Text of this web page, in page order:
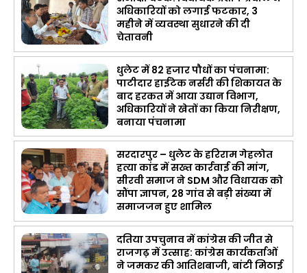
अधिकारियों को लगाई फटकार, 3
महीने में व्यवस्था सुधारने की दी
चेतावनी
धुलेट में 82 हजार पौधों का पंचनामा:
पाटीदार हाईटेक नर्सरी की शिकायत के
बाद हरकत में आया उद्यान विभाग,
अधिकारियों ने खेतों का किया निरीक्षण,
बनाया पंचनामा
सरदारपुर – धुलेट के हरिराम गेहलोत
हत्या कांड में सख्त कार्रवाई की मांग,
सीरवी समाज ने SDM और विधायक को
सौंपा ज्ञापन, 28 गांव से बड़ी संख्या में
समाजजन हुए शामिल
दतिया उपचुनाव में कांग्रेस की जीत से
राजगढ़ में उत्साह: कांग्रेस कार्यकर्ताओं
ने जमकर की आतिशबाजी, बांटी मिठाई